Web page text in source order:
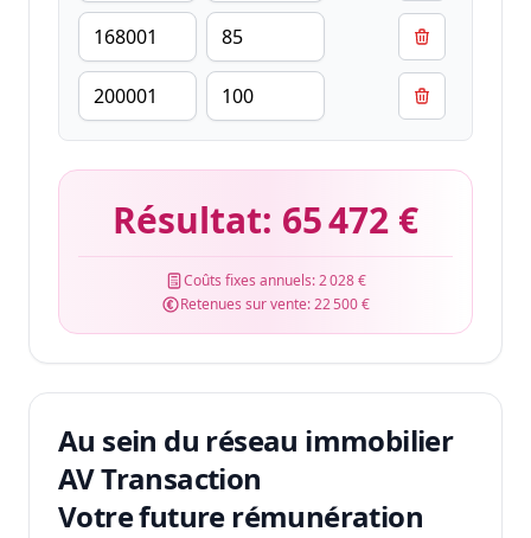
Résultat: 65 472 €
Coûts fixes annuels:2 028 €
Retenues sur vente:22 500 €
Au sein du réseau immobilier
AV Transaction
Votre future rémunération